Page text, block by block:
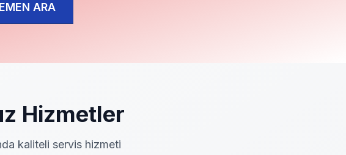
ARA
Hizmetler
kaliteli servis hizmeti